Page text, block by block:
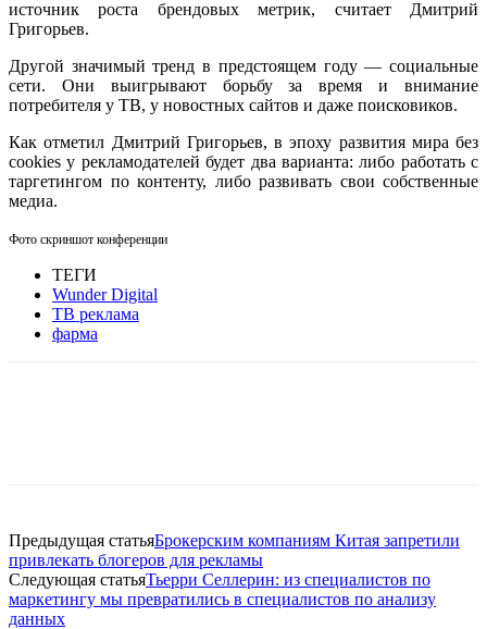
источник роста брендовых метрик, считает Дмитрий
Григорьев.
Другой значимый тренд в предстоящем году — социальные
сети. Они выигрывают борьбу за время и внимание
потребителя у ТВ, у новостных сайтов и даже поисковиков.
Как отметил Дмитрий Григорьев, в эпоху развития мира без
cookies у рекламодателей будет два варианта: либо работать с
таргетингом по контенту, либо развивать свои собственные
медиа.
Фото скриншот конференции
ТЕГИ
Wunder Digital
ТВ реклама
фарма
Предыдущая статьяБрокерским компаниям Китая запретили
привлекать блогеров для рекламы
Следующая статьяТьерри Селлерин: из специалистов по
маркетингу мы превратились в специалистов по анализу
данных